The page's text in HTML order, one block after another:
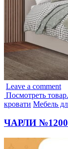
Leave a comment
Посмотреть
Опубликовано
кровати Мебель
ЧАРЛИ